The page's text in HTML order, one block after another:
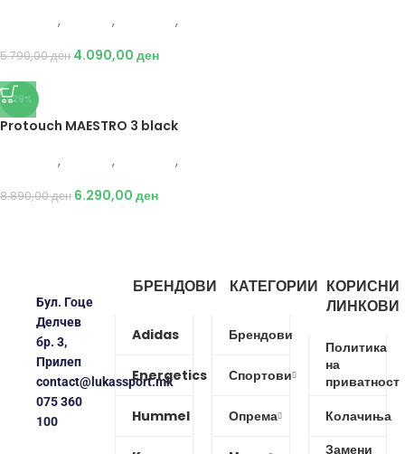
, ,
,
5.790,00ден 4.090,00 ден
-29%
Protouch MAESTRO 3 black
, ,
,
8.890,00ден 6.290,00 ден
Бул. Гоце
Делчев
бр. 3,
Прилеп
contact@lukassport.mk
075 360
100
БРЕНДОВИ
Adidas
Energetics
Hummel
КАТЕГОРИИ
Брендови
Спортови
Опрема
КОРИСНИ
ЛИНКОВИ
Политика
на
приватност
Колачиња
Замени